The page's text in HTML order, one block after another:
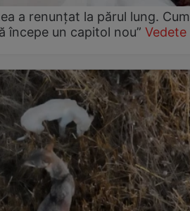
a renunțat la părul lung. Cum
începe un capitol nou” Vedete